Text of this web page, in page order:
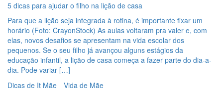
5 dicas para ajudar o filho na lição de casa
Para que a lição seja integrada à rotina, é importante fixar um
horário (Foto: CrayonStock) As aulas voltaram pra valer e, com
elas, novos desafios se apresentam na vida escolar dos
pequenos. Se o seu filho já avançou alguns estágios da
educação infantil, a lição de casa começa a fazer parte do dia-a-
dia. Pode variar […]
Dicas de It Mãe
Vida de Mãe